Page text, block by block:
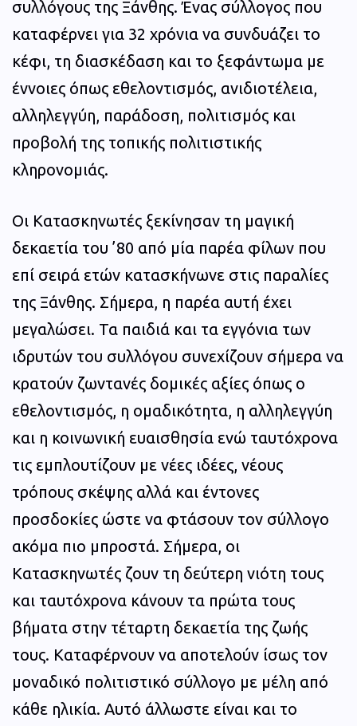
συλλόγους της Ξάνθης. Ένας σύλλογος που
καταφέρνει για 32 χρόνια να συνδυάζει το
κέφι, τη διασκέδαση και το ξεφάντωμα με
έννοιες όπως εθελοντισμός, ανιδιοτέλεια,
αλληλεγγύη, παράδοση, πολιτισμός και
προβολή της τοπικής πολιτιστικής
κληρονομιάς.
Οι Κατασκηνωτές ξεκίνησαν τη μαγική
δεκαετία του ’80 από μία παρέα φίλων που
επί σειρά ετών κατασκήνωνε στις παραλίες
της Ξάνθης. Σήμερα, η παρέα αυτή έχει
μεγαλώσει. Τα παιδιά και τα εγγόνια των
ιδρυτών του συλλόγου συνεχίζουν σήμερα να
κρατούν ζωντανές δομικές αξίες όπως ο
εθελοντισμός, η ομαδικότητα, η αλληλεγγύη
και η κοινωνική ευαισθησία ενώ ταυτόχρονα
τις εμπλουτίζουν με νέες ιδέες, νέους
τρόπους σκέψης αλλά και έντονες
προσδοκίες ώστε να φτάσουν τον σύλλογο
ακόμα πιο μπροστά. Σήμερα, οι
Κατασκηνωτές ζουν τη δεύτερη νιότη τους
και ταυτόχρονα κάνουν τα πρώτα τους
βήματα στην τέταρτη δεκαετία της ζωής
τους. Καταφέρνουν να αποτελούν ίσως τον
μοναδικό πολιτιστικό σύλλογο με μέλη από
κάθε ηλικία. Αυτό άλλωστε είναι και το